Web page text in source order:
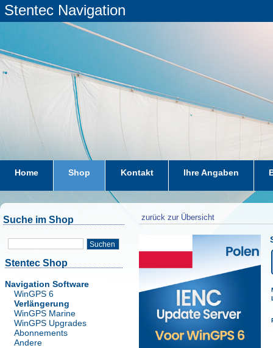
Stentec Navigation
Home Shop Kontakt Ihre Angaben
Suche im Shop
Suchen
Stentec Shop
Navigation Software
WinGPS 6
Verlängerung
WinGPS Marine
WinGPS Upgrades
Abonnements
Andere
zurück zur Übersicht